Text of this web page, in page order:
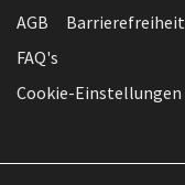
AGB
Barrierefreiheit
FAQ's
Cookie-Einstellungen